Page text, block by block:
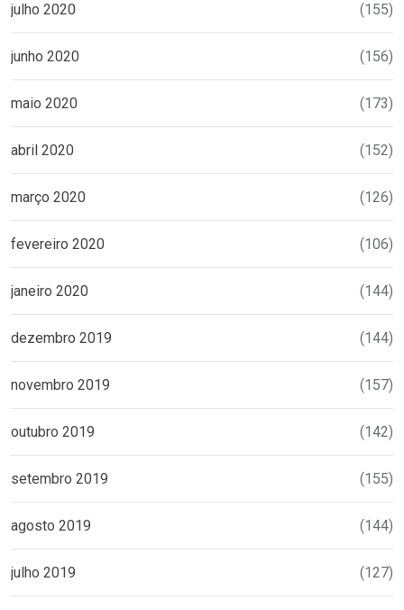
julho 2020 (155)
junho 2020 (156)
maio 2020 (173)
abril 2020 (152)
março 2020 (126)
fevereiro 2020 (106)
janeiro 2020 (144)
dezembro 2019 (144)
novembro 2019 (157)
outubro 2019 (142)
setembro 2019 (155)
agosto 2019 (144)
julho 2019 (127)